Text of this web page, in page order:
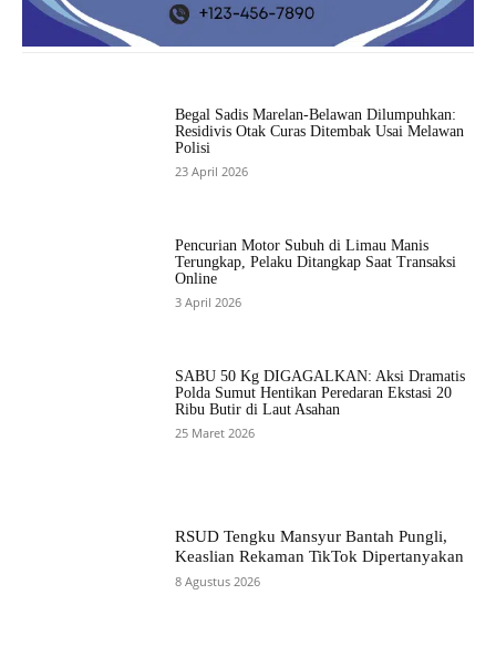
Begal Sadis Marelan-Belawan Dilumpuhkan:
Residivis Otak Curas Ditembak Usai Melawan
Polisi
23 April 2026
Pencurian Motor Subuh di Limau Manis
Terungkap, Pelaku Ditangkap Saat Transaksi
Online
3 April 2026
SABU 50 Kg DIGAGALKAN: Aksi Dramatis
Polda Sumut Hentikan Peredaran Ekstasi 20
Ribu Butir di Laut Asahan
25 Maret 2026
RSUD Tengku Mansyur Bantah Pungli,
Keaslian Rekaman TikTok Dipertanyakan
8 Agustus 2026